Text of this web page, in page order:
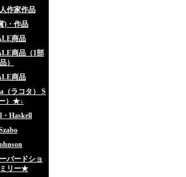
作家作品
)・作品
商品
商品（1部
）
商品
ラコタ） S
）★↓
Haskell
バードショ
リー★